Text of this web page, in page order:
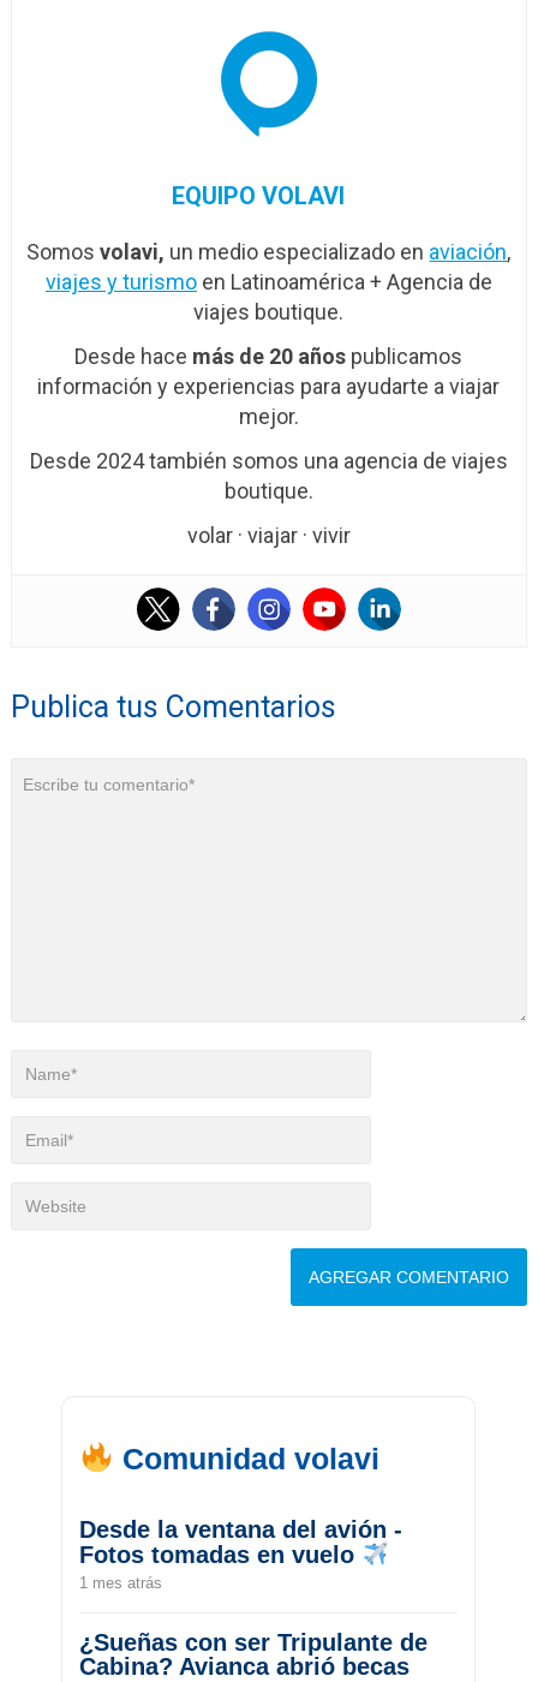
EQUIPO VOLAVI
Somosvolavi, un medio especializado en aviación,
viajes y turismoen Latinoamérica + Agencia de
viajes boutique.
Desde hace más de 20 años publicamos
información y experiencias para ayudarte a viajar
mejor.
Desde 2024 también somos una agencia de viajes
boutique.
volar · viajar · vivir
Publica tus Comentarios
Comunidad volavi
Desde la ventana del avión -
Fotos tomadas en vuelo
1 mes atrás
¿Sueñas con ser Tripulante de
Cabina? Avianca abrió becas